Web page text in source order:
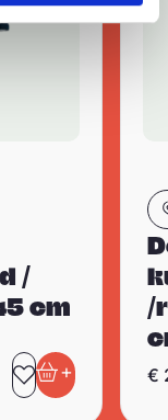
/
cm
Toevoegen
+
In
/
€